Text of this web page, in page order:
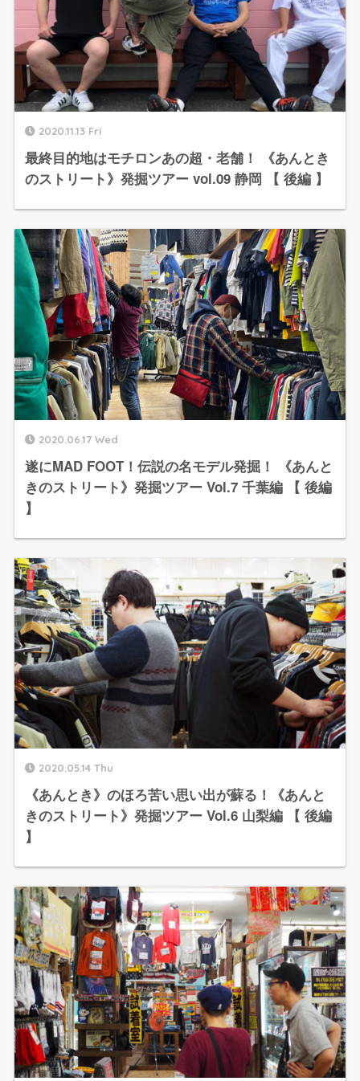
2020.11.13 Fri
最終目的地はモチロンあの超・老舗！ 《あんとき
のストリート》発掘ツアー vol.09 静岡 【 後編 】
2020.06.17 Wed
遂にMAD FOOT！伝説の名モデル発掘！ 《あんと
きのストリート》発掘ツアー Vol.7 千葉編 【 後編
】
2020.05.14 Thu
《あんとき》のほろ苦い思い出が蘇る！《あんと
きのストリート》発掘ツアー Vol.6 山梨編 【 後編
】